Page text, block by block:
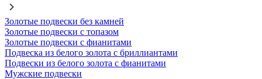
Золотые подвески без камней
Золотые подвески с топазом
Золотые подвески с фианитами
Подвеска из белого золота с бриллиантами
Подвески из белого золота с фианитами
Мужские подвески